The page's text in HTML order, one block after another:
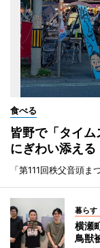
食べる
皆野で「タイ
にぎわい添える
「第111回秩父音頭
暮らす
横瀬
鳥獣